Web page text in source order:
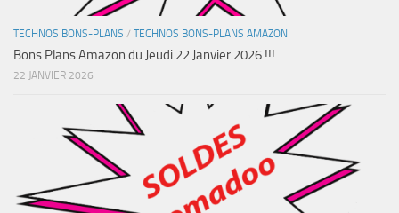
TECHNOS BONS-PLANS / TECHNOS BONS-PLANS AMAZON
Bons Plans Amazon du Jeudi 22 Janvier 2026 !!!
22 JANVIER 2026